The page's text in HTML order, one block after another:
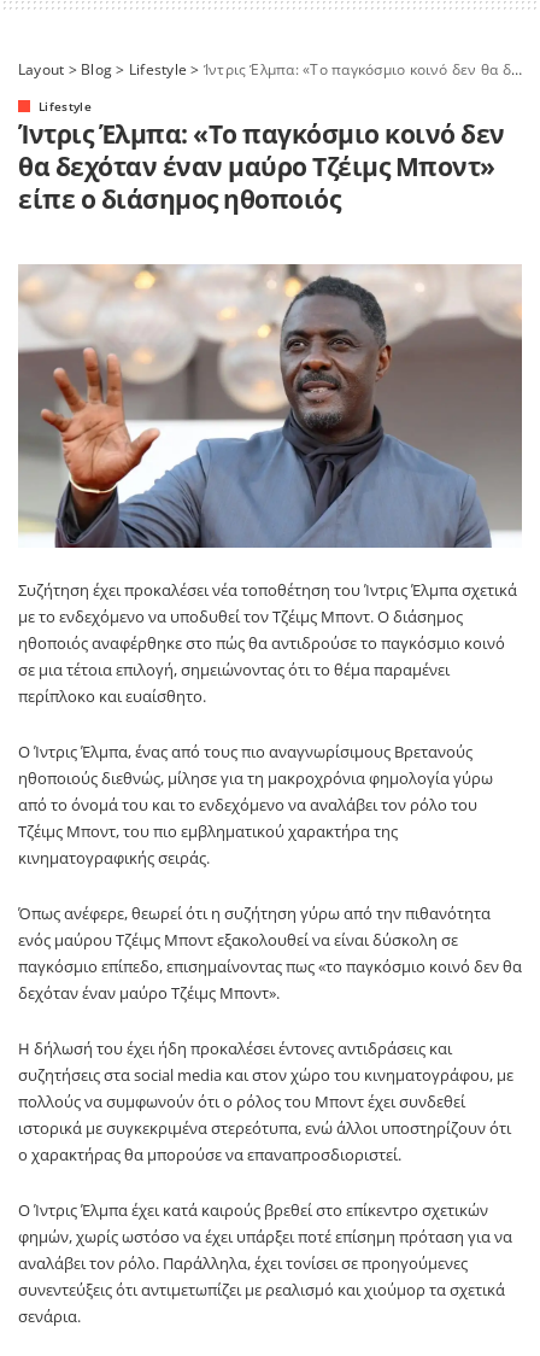
Layout > Blog> Lifestyle > Ίντρις Έλμπα: «Το παγκόσμιο κοινό δεν θα δεχόταν έναν μαύρο Τζέιμς Μποντ» είπε ο διάσημος ηθοποιός
Lifestyle
Ίντρις Έλμπα: «Το παγκόσμιο κοινό δεν
θα δεχόταν έναν μαύρο Τζέιμς Μποντ»
είπε ο διάσημος ηθοποιός
Συζήτηση έχει προκαλέσει νέα τοποθέτηση του Ίντρις Έλμπα σχετικά
με το ενδεχόμενο να υποδυθεί τον Τζέιμς Μποντ. Ο διάσημος
ηθοποιός αναφέρθηκε στο πώς θα αντιδρούσε το παγκόσμιο κοινό
σε μια τέτοια επιλογή, σημειώνοντας ότι το θέμα παραμένει
περίπλοκο και ευαίσθητο.
Ο Ίντρις Έλμπα, ένας από τους πιο αναγνωρίσιμους Βρετανούς
ηθοποιούς διεθνώς, μίλησε για τη μακροχρόνια φημολογία γύρω
από το όνομά του και το ενδεχόμενο να αναλάβει τον ρόλο του
Τζέιμς Μποντ, του πιο εμβληματικού χαρακτήρα της
κινηματογραφικής σειράς.
Όπως ανέφερε, θεωρεί ότι η συζήτηση γύρω από την πιθανότητα
ενός μαύρου Τζέιμς Μποντ εξακολουθεί να είναι δύσκολη σε
παγκόσμιο επίπεδο, επισημαίνοντας πως «το παγκόσμιο κοινό δεν θα
δεχόταν έναν μαύρο Τζέιμς Μποντ».
Η δήλωσή του έχει ήδη προκαλέσει έντονες αντιδράσεις και
συζητήσεις στα social media και στον χώρο του κινηματογράφου, με
πολλούς να συμφωνούν ότι ο ρόλος του Μποντ έχει συνδεθεί
ιστορικά με συγκεκριμένα στερεότυπα, ενώ άλλοι υποστηρίζουν ότι
ο χαρακτήρας θα μπορούσε να επαναπροσδιοριστεί.
Ο Ίντρις Έλμπα έχει κατά καιρούς βρεθεί στο επίκεντρο σχετικών
φημών, χωρίς ωστόσο να έχει υπάρξει ποτέ επίσημη πρόταση για να
αναλάβει τον ρόλο. Παράλληλα, έχει τονίσει σε προηγούμενες
συνεντεύξεις ότι αντιμετωπίζει με ρεαλισμό και χιούμορ τα σχετικά
σενάρια.